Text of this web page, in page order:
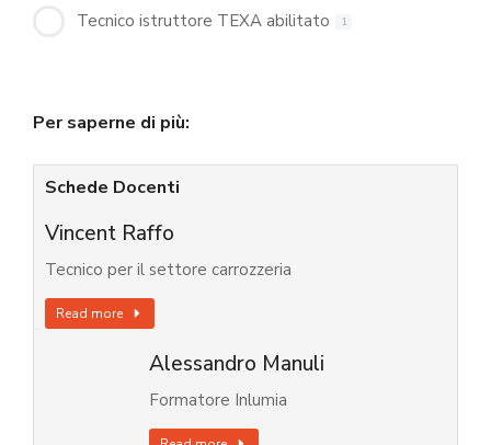
Tecnico istruttore TEXA abilitato 1
Per saperne di più:
Schede Docenti
Vincent Raffo
Tecnico per il settore carrozzeria
Read more
Alessandro Manuli
Formatore Inlumia